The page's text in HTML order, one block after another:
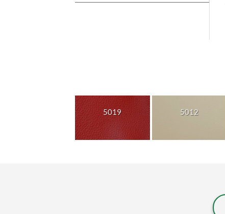
5019 5012